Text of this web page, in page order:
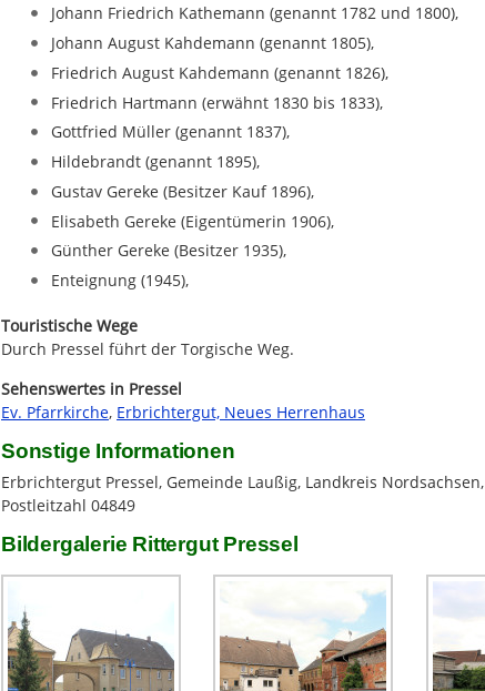
Johann Friedrich Kathemann (genannt 1782 und 1800),
Johann August Kahdemann (genannt 1805),
Friedrich August Kahdemann (genannt 1826),
Friedrich Hartmann (erwähnt 1830 bis 1833),
Gottfried Müller (genannt 1837),
Hildebrandt (genannt 1895),
Gustav Gereke (Besitzer Kauf 1896),
Elisabeth Gereke (Eigentümerin 1906),
Günther Gereke (Besitzer 1935),
Enteignung (1945),
Touristische Wege
Durch Pressel führt der Torgische Weg.
Sehenswertes in Pressel
Ev. Pfarrkirche, Erbrichtergut, Neues Herrenhaus
Sonstige Informationen
Erbrichtergut Pressel, Gemeinde Laußig, Landkreis Nordsachsen,
Postleitzahl 04849
Bildergalerie Rittergut Pressel